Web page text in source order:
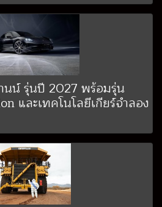
นน์ รุ่นปี 2027 พร้อมรุ่น
และเทคโนโลยีเกียร์จำลอง